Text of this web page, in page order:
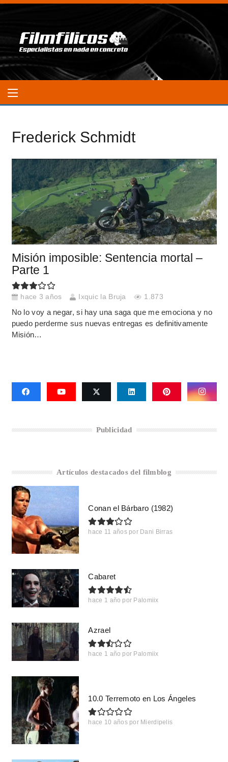
Frederick Schmidt
Misión imposible: Sentencia mortal –
Parte 1
hace 3 años Ixquic la Bruja 1.873
No lo voy a negar, si hay una saga que me emociona y no
puedo perderme sus nuevas entregas es definitivamente
Misión…
Publicidad
Artículos destacados del filmblog
Conan el Bárbaro (1982)
hace 11 años por Dani Birras
Cabaret
hace 1 año por Palomiix
Azrael
hace 1 año por Palomiix
10.0 Terremoto en Los Ángeles
hace 10 años por Mierdipelis